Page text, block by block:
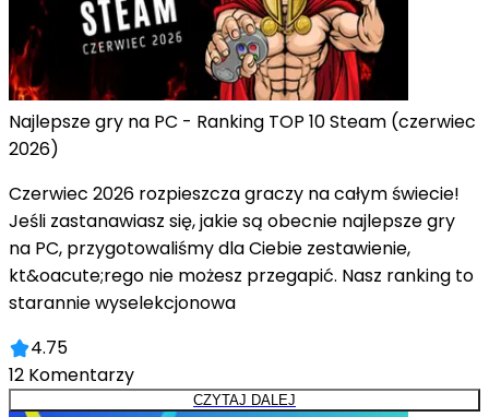
Najlepsze gry na PC - Ranking TOP 10 Steam (czerwiec
2026)
Czerwiec 2026 rozpieszcza graczy na całym świecie!
Jeśli zastanawiasz się, jakie są obecnie najlepsze gry
na PC, przygotowaliśmy dla Ciebie zestawienie,
kt&oacute;rego nie możesz przegapić. Nasz ranking to
starannie wyselekcjonowa
4.75
12 Komentarzy
CZYTAJ DALEJ